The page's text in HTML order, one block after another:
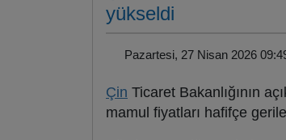
yükseldi
Pazartesi, 27 Nisan 2026
Çin Ticaret Bakanlığının
mamul fiyatları hafifçe